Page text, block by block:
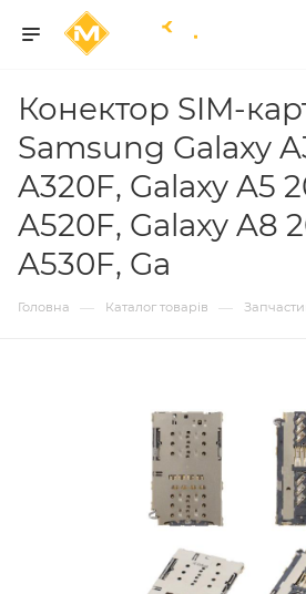
Конектор SIM-
Samsung Galaxy
A320F, Galaxy A5
A520F, Galaxy A8
A530F, Ga
Головна — Каталог товарів —